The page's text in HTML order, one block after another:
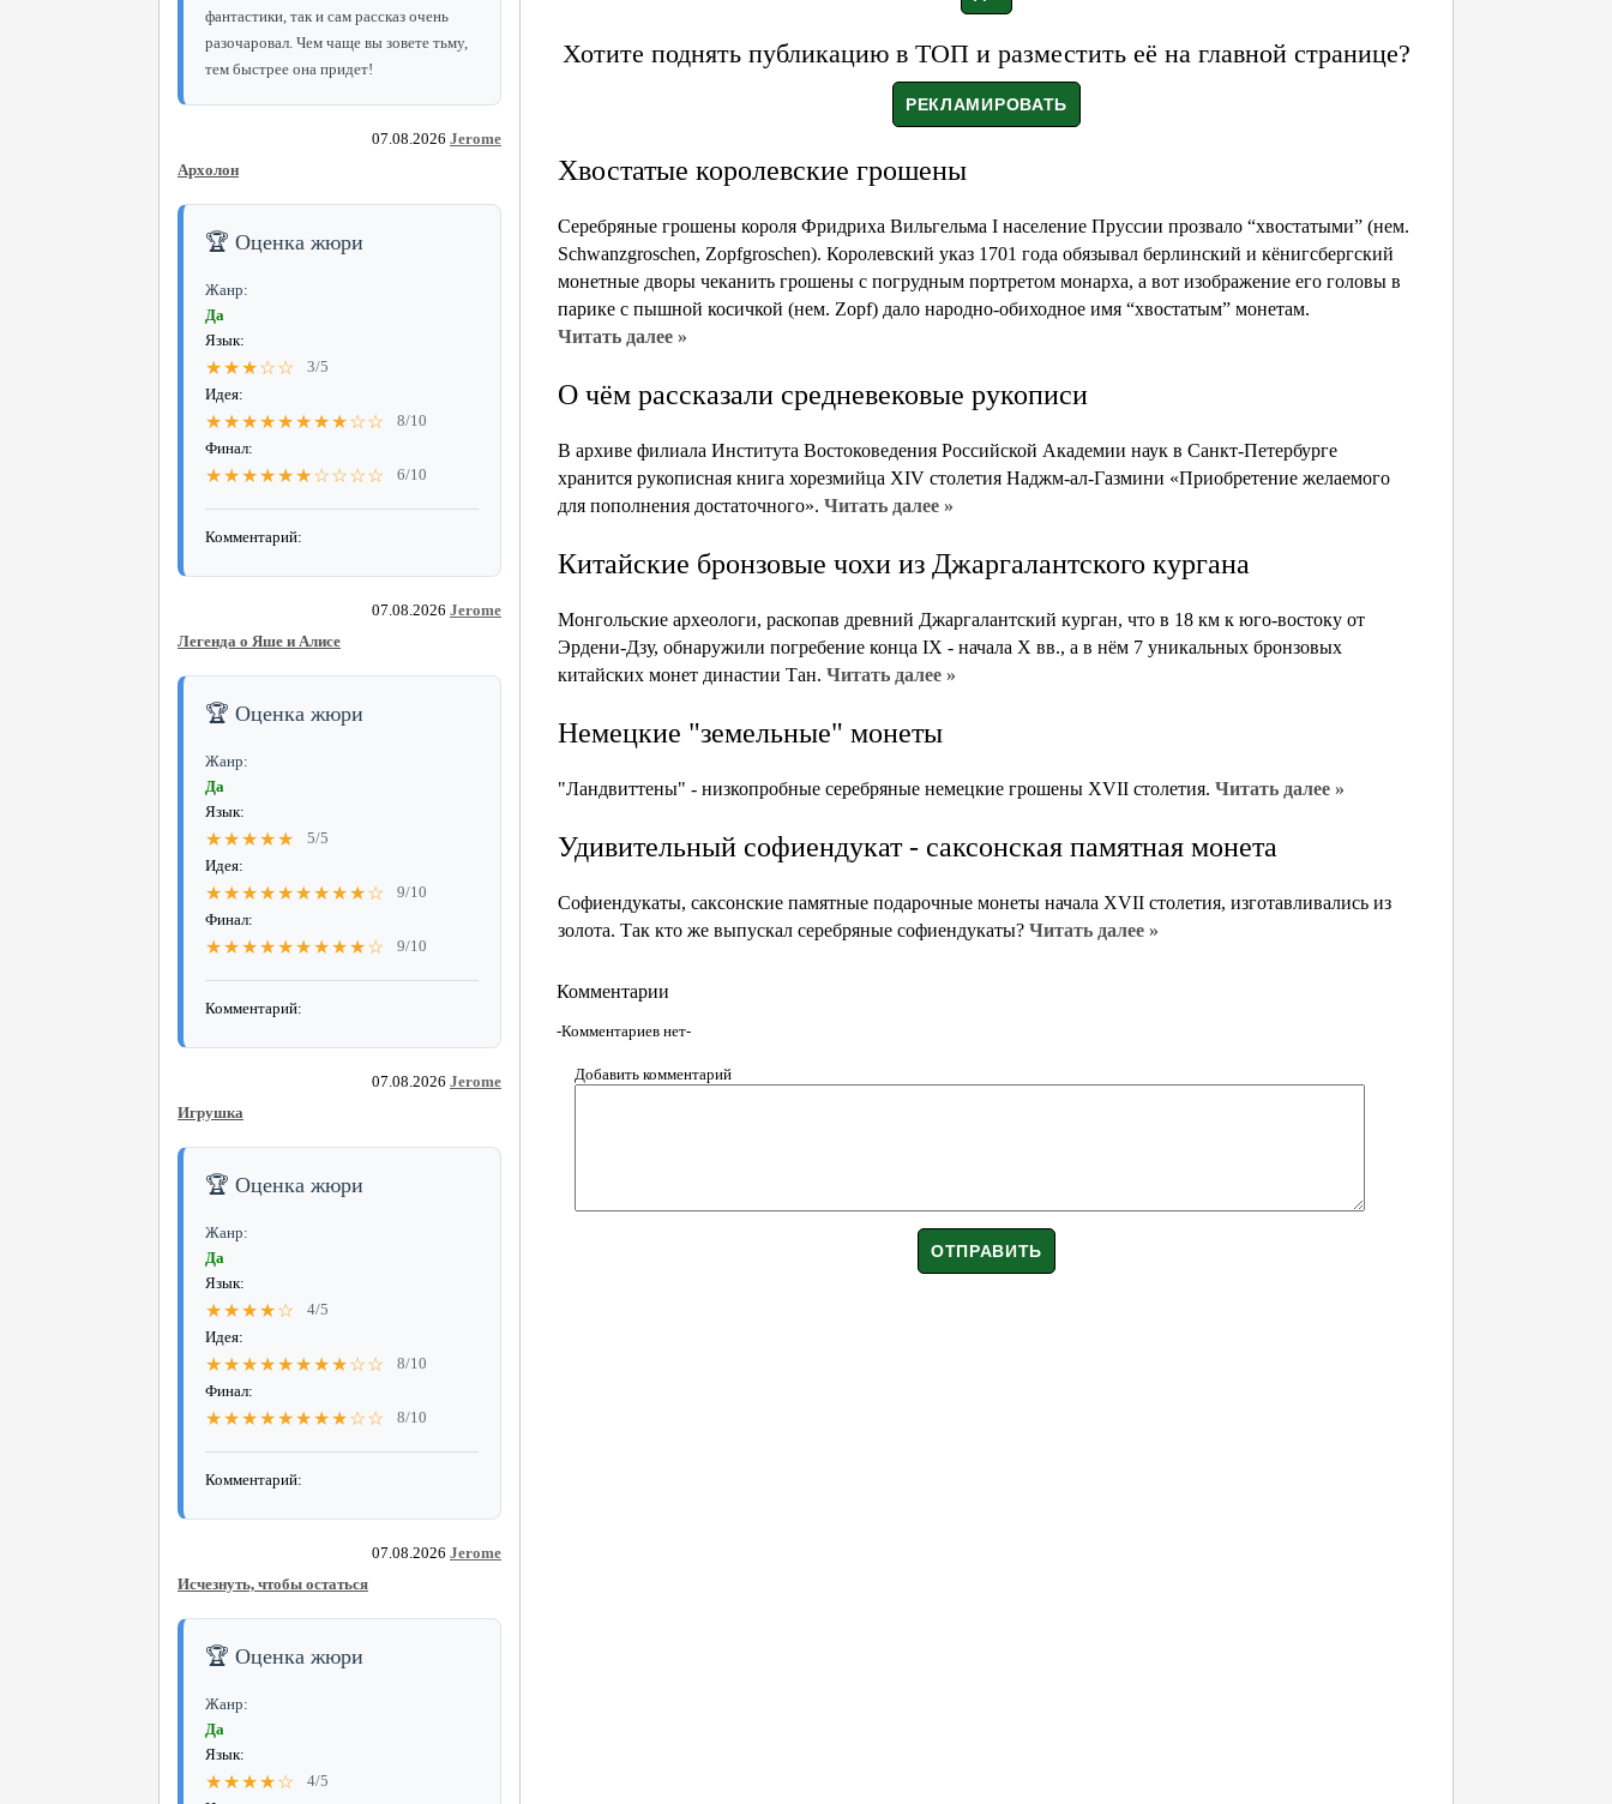
фантастики, так и сам рассказ очень
разочаровал. Чем чаще вы зовете тьму,
тем быстрее она придет!
07.08.2026 Jerome
Архолон
🏆 Оценка жюри
Жанр:
Да
Язык:
★★★☆☆
3/5
Идея:
★★★★★★★★☆☆
8/10
Финал:
★★★★★★☆☆☆☆ 6/10
Комментарий:
07.08.2026 Jerome
Легенда о Яше и Алисе
🏆 Оценка жюри
Жанр:
Да
Язык:
★★★★★
5/5
Идея:
★★★★★★★★★☆
9/10
Финал:
★★★★★★★★★☆ 9/10
Комментарий:
07.08.2026 Jerome
Игрушка
🏆 Оценка жюри
Жанр:
Да
Язык:
★★★★☆
4/5
Идея:
★★★★★★★★☆☆
8/10
Финал:
★★★★★★★★☆☆ 8/10
Комментарий:
07.08.2026 Jerome
Исчезнуть, чтобы остаться
🏆 Оценка жюри
Жанр:
Да
Язык:
★★★★☆
4/5
Хотите поднять публикацию в ТОП и разместить её на главной странице?
Хвостатые королевские грошены
Серебряные грошены короля Фридриха Вильгельма I население Пруссии прозвало “хвостатыми” (нем.
Schwanzgroschen, Zopfgroschen). Королевский указ 1701 года обязывал берлинский и кёнигсбергский
монетные дворы чеканить грошены с погрудным портретом монарха, а вот изображение его головы в
парике с пышной косичкой (нем. Zopf) дало народно-обиходное имя “хвостатым” монетам.
Читать далее »
О чём рассказали средневековые рукописи
В архиве филиала Института Востоковедения Российской Академии наук в Санкт-Петербурге
хранится рукописная книга хорезмийца XIV столетия Наджм-ал-Газмини «Приобретение желаемого
для пополнения достаточного». Читать далее »
Китайские бронзовые чохи из Джаргалантского кургана
Монгольские археологи, раскопав древний Джаргалантский курган, что в 18 км к юго-востоку от
Эрдени-Дзу, обнаружили погребение конца IX - начала X вв., а в нём 7 уникальных бронзовых
китайских монет династии Тан. Читать далее »
Немецкие "земельные" монеты
"Ландвиттены" - низкопробные серебряные немецкие грошены XVII столетия. Читать далее »
Удивительный софиендукат - саксонская памятная монета
Софиендукаты, саксонские памятные подарочные монеты начала XVII столетия, изготавливались из
золота. Так кто же выпускал серебряные софиендукаты? Читать далее »
Комментарии
-Комментариев нет-
Добавить комментарий